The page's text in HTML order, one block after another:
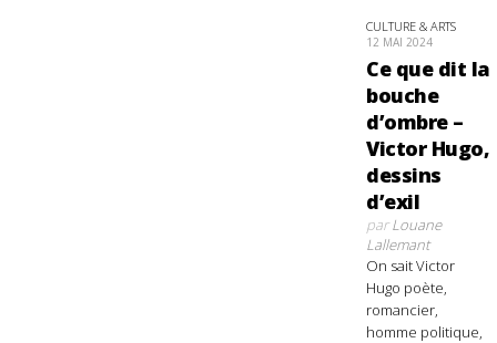
CULTURE & ARTS
12 MAI 2024
Ce que dit la
bouche
d’ombre –
Victor Hugo,
dessins
d’exil
parLouane
Lallemant
On sait Victor
Hugo poète,
romancier,
homme politique,